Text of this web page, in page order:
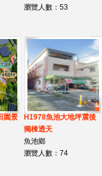
瀏覽人數：53
園景
H1978魚池大地坪震後
獨棟透天
魚池鄉
瀏覽人數：74